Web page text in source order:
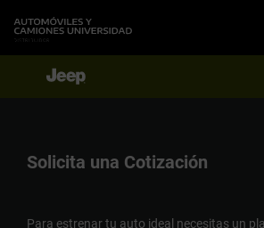
Solicita una Cotización
Para estrenar tu auto ideal necesitas un